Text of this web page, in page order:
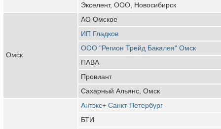
Экселент, ООО, Новосибирск
Омск
АО Омское
ИП Гладков
ООО "Регион Трейд Бакалея" Омск
ПАВА
Провиант
Сахарный Альянс, Омск
Антэкс+ Санкт-Петербург
БТИ